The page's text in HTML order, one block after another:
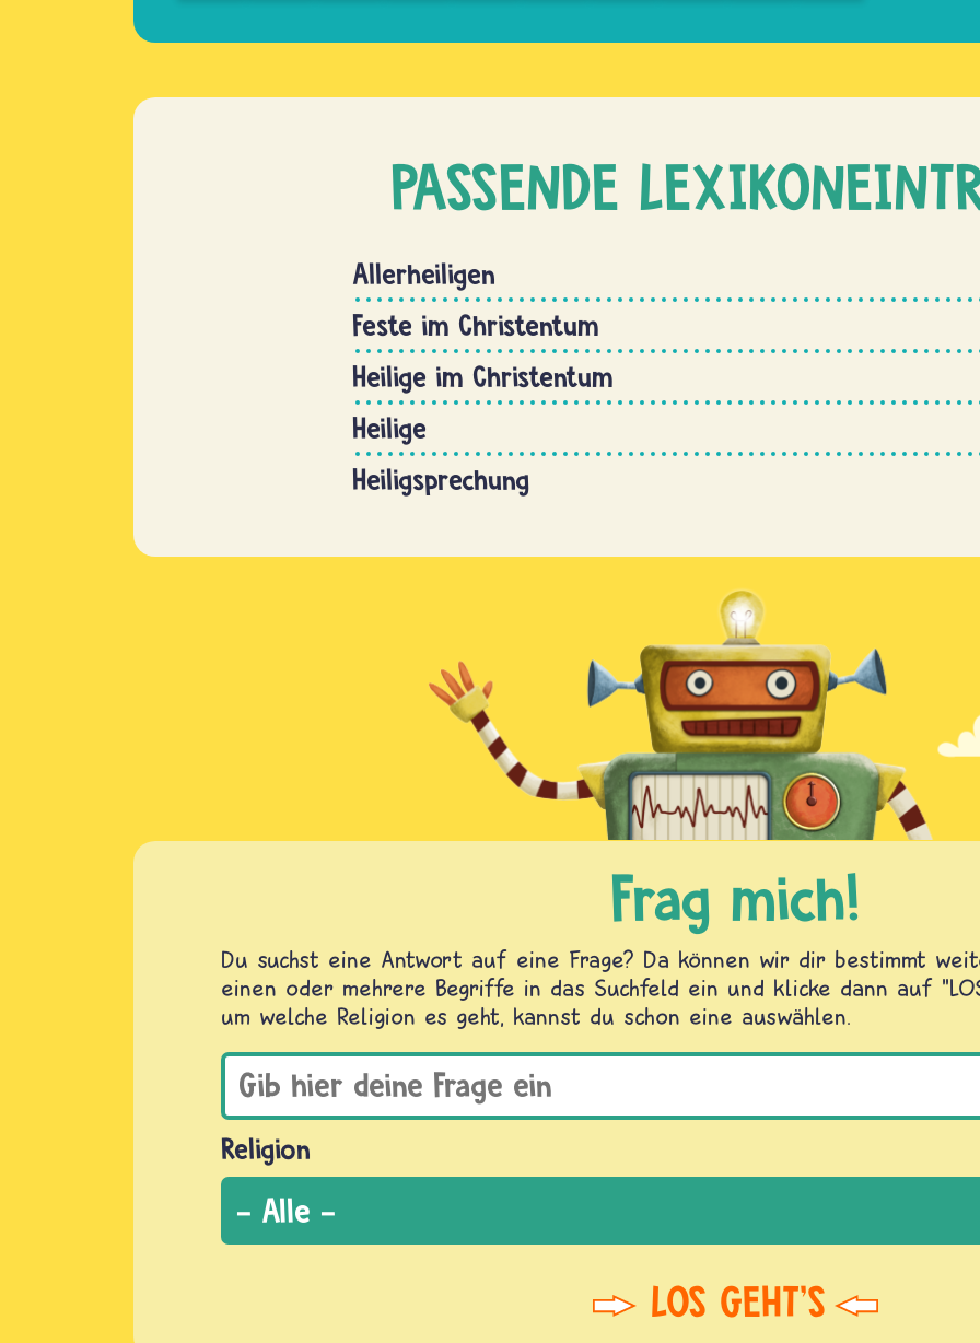
PASSENDE
Allerheiligen
Feste im Christentum
Heilige im Christentum
Heilige
Heiligsprechung
Frag mich!
Du suchst eine Antwort auf eine Frage? Da können wir dir bestimmt
einen oder mehrere Begriffe in das Suchfeld ein und klicke dann auf
um welche Religion es geht, kannst du schon eine auswählen.
Religion